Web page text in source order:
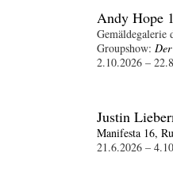
Andy Hope
Gemäldegalerie
Groupshow:
2.10.2026 –
Justin
Manifesta 16,
21.6.2026 –